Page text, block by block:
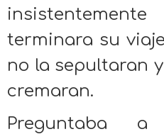
terminara su
no la sepultaran
cremaran.
Preguntaba